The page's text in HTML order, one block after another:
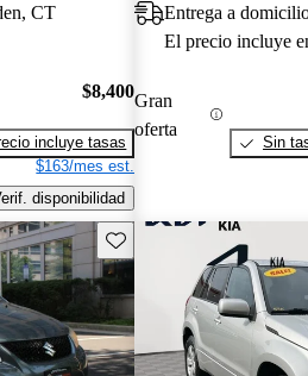
CT
$8,400
incluye tasas
$163/mes est.
disponibilidad
Entrega a
El precio incluye
Gran
oferta
Sin
Guarda este Aviso